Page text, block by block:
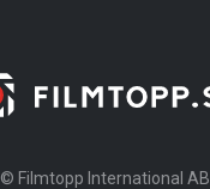
© Filmtopp International AB